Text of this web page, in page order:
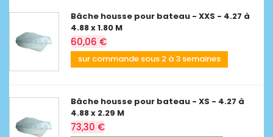
Bâche housse pour bateau - XXS - 4.27 à
4.88 x 1.80 M
60,06 €
sur commande sous 2 à 3 semaines
Bâche housse pour bateau - XS - 4.27 à
4.88 x 2.29 M
73,30 €